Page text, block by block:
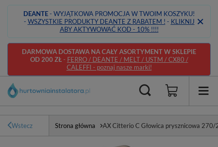
DEANTE- WYJĄTKOWA PROMOCJA W TWOIM KOSZYKU!
- WSZYSTKIE PRODUKTY DEANTE Z RABATEM ! - KLIKNIJ
ABY AKTYWOWAĆ KOD - 10% !!!!
DARMOWA DOSTAWA NA CAŁY ASORTYMENT W SKLEPIE
OD 200 ZŁ- FERRO / DEANTE / MELT / USTM / CX80 /
CALEFFI - poznaj nasze marki!
Wstecz Strona główna AX Citterio C Głowica prysznicowa